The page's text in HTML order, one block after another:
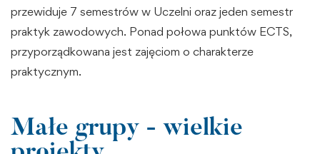
przewiduje 7 semestrów w Uczelni oraz jeden semestr
praktyk zawodowych. Ponad połowa punktów ECTS,
przyporządkowana jest zajęciom o charakterze
praktycznym.
Małe grupy - wielkie